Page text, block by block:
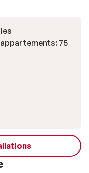
des saunas
vous régalerez au
et accueillant
La cuisine
simples mais
séjour!
75